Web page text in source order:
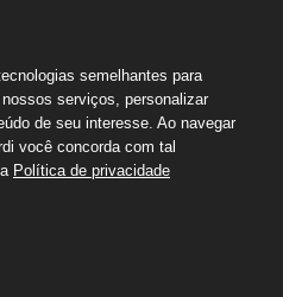
Leardi | Todos os direitos
semelhantes para
serviços, personalizar
de seu interesse. Ao navegar
você concorda com tal
Política de privacidade